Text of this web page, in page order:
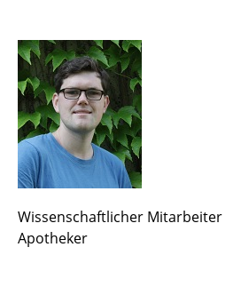
Erich Breitbach
Paul Gottschalk
Prof. Dr. Heike Bunjes
Christopher Heidenreich
Nicklas Hendricks
Wissenschaftlicher Mitarbeiter
Apotheker